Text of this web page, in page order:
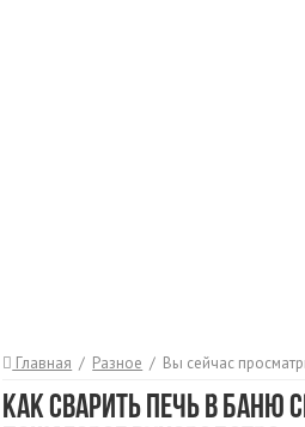
Главная / Разное / Вы сейчас
Как сварить печь в баню